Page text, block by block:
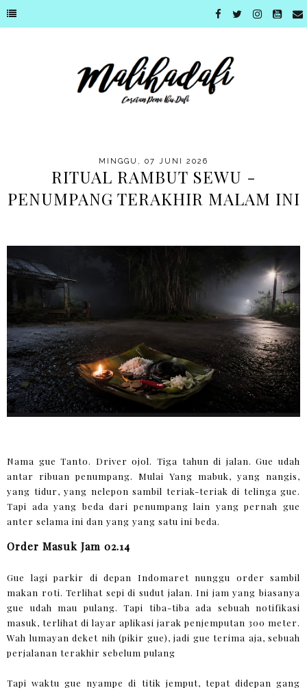
MINGGU, 07 JUNI 2026
RITUAL RAMBUT SEWU -
PENUMPANG TERAKHIR MALAM INI
Nama gue Tanto. Driver ojol. Tiga tahun di jalan. Gue udah
antar ribuan penumpang. Mulai Yang mabuk, yang nangis,
yang tidur, yang nelepon sambil teriak-teriak di telinga gue.
Tapi ada yang beda dari penumpang lain yang pernah gue
anter selama ini dan yang yang satu ini beda.
Order Masuk Jam 02.14
Gue lagi parkir di depan Indomaret nunggu order sambil
makan roti. Terlihat sepi di sudut jalan. Ini jam yang biasanya
gue udah mau pulang. Tapi tiba-tiba ada sebuah notifikasi
masuk, terlihat di layar aplikasi jarak penjemputan 300 meter.
Wah lumayan deket nih (pikir gue), jadi gue terima aja, sebuah
perjalanan terakhir sebelum pulang
Tapi waktu gue nyampe di titik jemput, tepat didepan gang